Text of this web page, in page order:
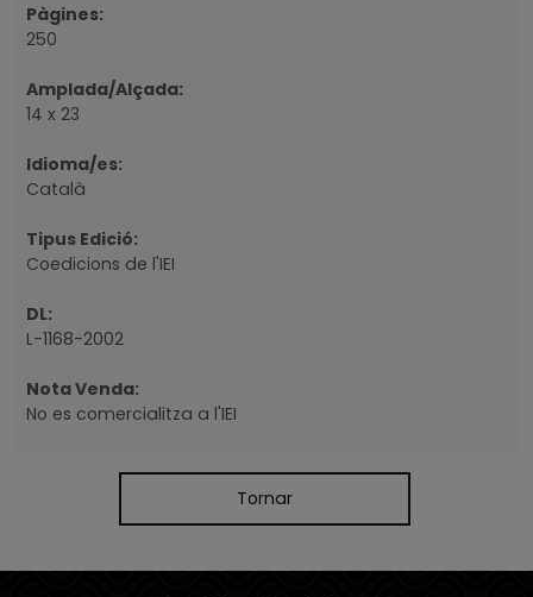
Pàgines:
250
Amplada/Alçada:
14 x 23
Idioma/es:
Català
Tipus Edició:
Coedicions de l'IEI
DL:
L-1168-2002
Nota Venda:
No es comercialitza a l'IEI
Tornar